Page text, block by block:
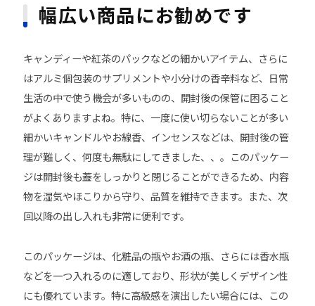
幅広い商品にお勧めです
キャンディーや紅茶のパックなどの細かいアイテム、さらに
はアルミ個包装のサプリメントや小分けの香辛料など、日常
生活の中で使う機会が多いものの、開封後の保管に困ること
がよくありますよね。特に、一度に使い切らないことが多い
細かいキャンドルやお線香、インセンスなどは、開封後の管
理が難しく、何度も無駄にしてきました、、。このパッケー
ジは開封後も蓋をしっかりと閉じることができるため、内容
物を湿気やほこりから守り、品質を維持できます。また、次
回以降の出し入れも非常に便利です。
このパッケージは、化粧品の瓶やお酒の瓶、さらには香水瓶
などを一つ入れるのに適しており、形状が美しくデザイン性
にも優れています。特に高級感を演出したい場合には、この